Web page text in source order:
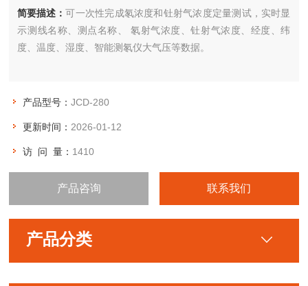
简要描述：可一次性完成氡浓度和钍射气浓度定量测试，实时显
示测线名称、测点名称、 氡射气浓度、钍射气浓度、经度、纬
度、温度、湿度、智能测氡仪大气压等数据。
产品型号：JCD-280
更新时间： 2026-01-12
访 问 量： 1410
产品咨询 联系我们
产品分类